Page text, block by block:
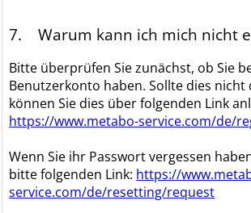
7. Warum kann ich mich nicht
Bitte überprüfen Sie zunächst, ob Sie
Benutzerkonto haben. Sollte dies nicht
können Sie dies über folgenden Link
https://www.metabo-service.com/de/
Wenn Sie ihr Passwort vergessen
bitte folgenden Link: https://
service.com/de/resetting/request